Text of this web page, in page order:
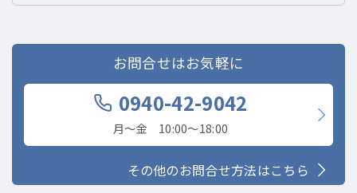
お問合せはお気軽に
0940-42-9042
月〜金 10:00〜18:00
その他のお問合せ方法はこちら